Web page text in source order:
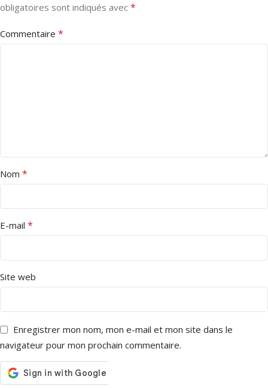
obligatoires sont indiqués avec *
Commentaire *
Nom *
E-mail *
Site web
Enregistrer mon nom, mon e-mail et mon site dans le
navigateur pour mon prochain commentaire.